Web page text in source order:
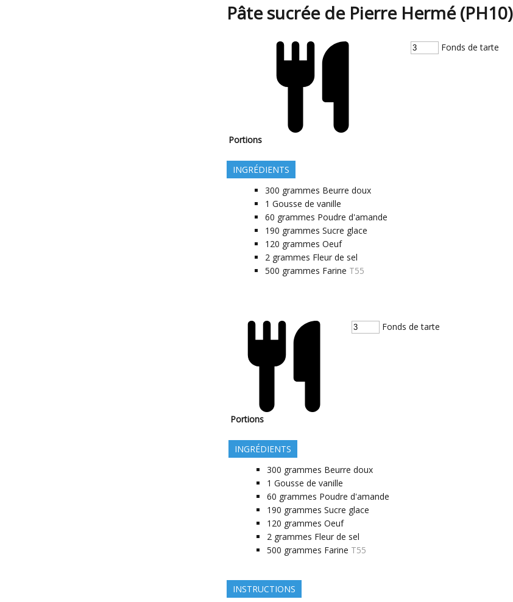
Pâte sucrée de Pierre Hermé (PH10)
Portions
Fonds de tarte
INGRÉDIENTS
300 grammes Beurre doux
1 Gousse de vanille
60 grammes Poudre d'amande
190 grammes Sucre glace
120 grammes Oeuf
2 grammes Fleur de sel
500 grammes Farine T55
Portions
Fonds de tarte
INGRÉDIENTS
300 grammes Beurre doux
1 Gousse de vanille
60 grammes Poudre d'amande
190 grammes Sucre glace
120 grammes Oeuf
2 grammes Fleur de sel
500 grammes Farine T55
INSTRUCTIONS